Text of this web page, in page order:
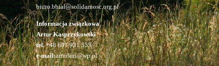
biuro.bbial@solidarnosc.org.pl
Informacja związkowa
Artur Kasprzykowski
tel.+48 601 931 555
e-mail:arturkas@wp.pl